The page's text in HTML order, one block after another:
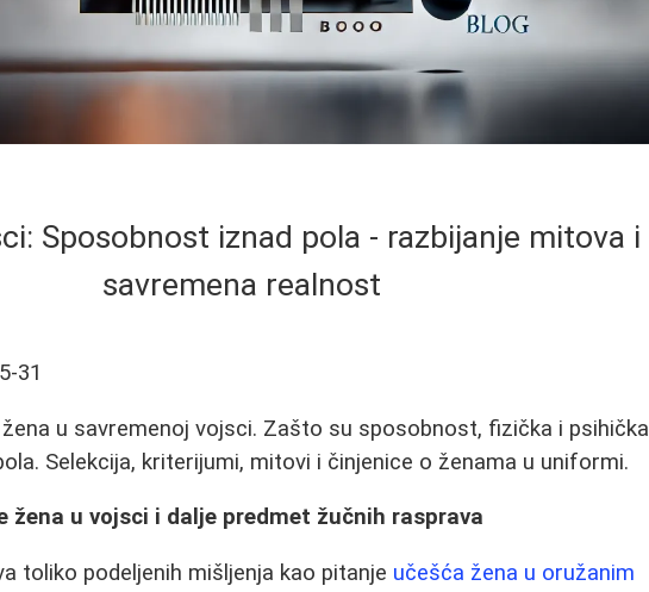
Sposobnost iznad pola - razbijanje mitova i
savremena realnost
31
u savremenoj vojsci. Zašto su sposobnost, fizička i psihička
Selekcija, kriterijumi, mitovi i činjenice o ženama u uniformi.
žena u vojsci i dalje predmet žučnih rasprava
toliko podeljenih mišljenja kao pitanje učešća žena u oružanim